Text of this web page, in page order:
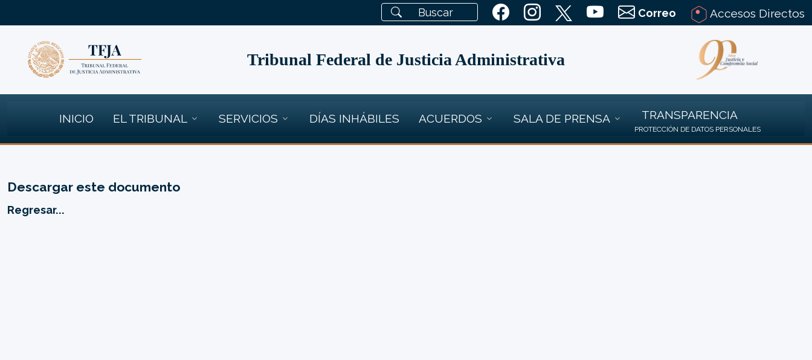
Correo Accesos Directos
Tribunal Federal de Justicia Administrativa
INICIO EL TRIBUNAL SERVICIOS DÍAS INHÁBILES ACUERDOS SALA DE PRENSA TRANSPARENCIA
PROTECCIÓN DE DATOS PERSONALES
Descargar este documento
Regresar...